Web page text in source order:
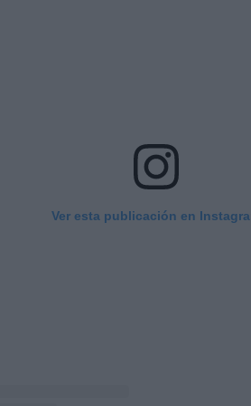
Ver esta publicación en